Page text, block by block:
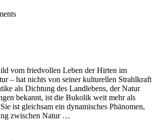
vom friedvollen Leben der Hirten im
– hat nichts von seiner kulturellen Strahlkraft
als Dichtung des Landlebens, der Natur
bekannt, ist die Bukolik weit mehr als
ist gleichsam ein dynamisches Phänomen,
zwischen Natur …